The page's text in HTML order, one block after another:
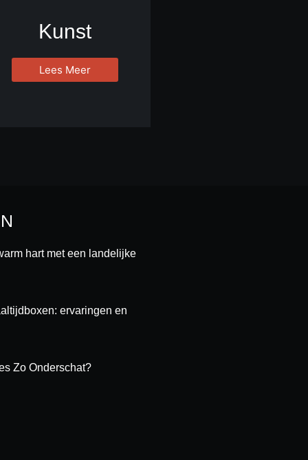
Kunst
Lees Meer
hart met een landelijke
ervaringen en
Zo Onderschat?